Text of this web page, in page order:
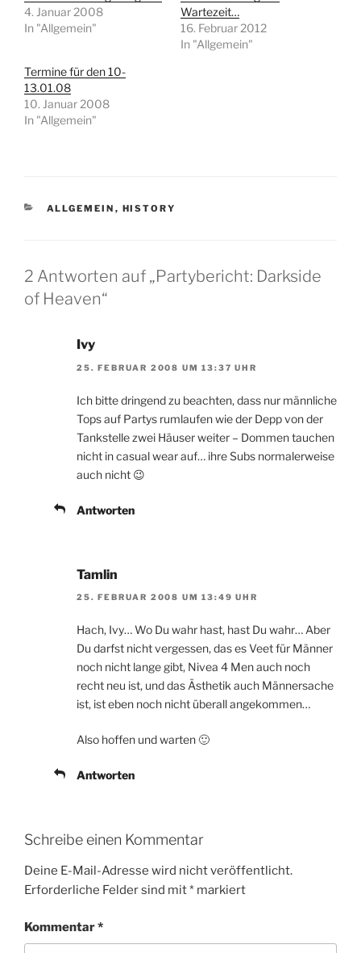
4. Januar 2008
In "Allgemein"
Wartezeit…
16. Februar 2012
In "Allgemein"
Termine für den 10-
13.01.08
10. Januar 2008
In "Allgemein"
KATEGORIEN
ALLGEMEIN , HISTORY
2 Antworten auf „Partybericht: Darkside
of Heaven“
Ivy
25. FEBRUAR 2008 UM 13:37 UHR
Ich bitte dringend zu beachten, dass nur männliche
Tops auf Partys rumlaufen wie der Depp von der
Tankstelle zwei Häuser weiter – Dommen tauchen
nicht in casual wear auf… ihre Subs normalerweise
auch nicht 😉
Antworten
Tamlin
25. FEBRUAR 2008 UM 13:49 UHR
Hach, Ivy… Wo Du wahr hast, hast Du wahr… Aber
Du darfst nicht vergessen, das es Veet für Männer
noch nicht lange gibt, Nivea 4 Men auch noch
recht neu ist, und das Ästhetik auch Männersache
ist, ist eben noch nicht überall angekommen…
Also hoffen und warten 🙂
Antworten
Schreibe einen Kommentar
Deine E-Mail-Adresse wird nicht veröffentlicht.
Erforderliche Felder sind mit* markiert
Kommentar*